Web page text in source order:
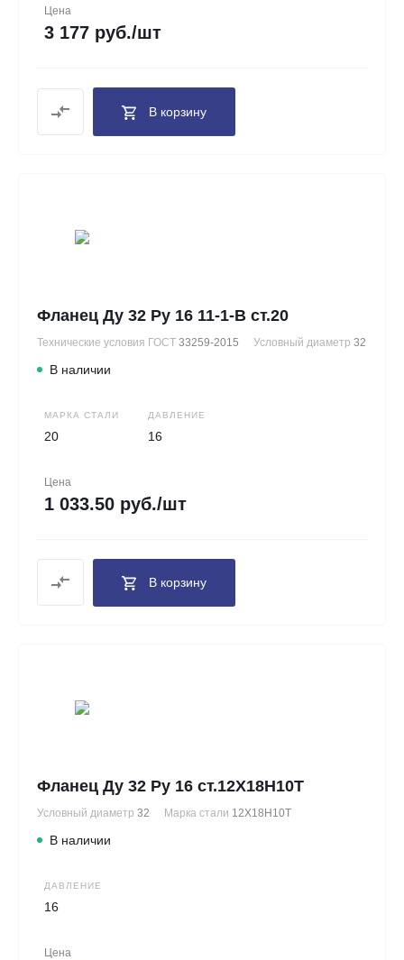
Цена
3 177 руб./шт
В корзину
Фланец Ду 32 Ру 16 11-1-В ст.20
Технические условия ГОСТ 33259-2015 Условный диаметр 32
В наличии
МАРКА СТАЛИ
20
ДАВЛЕНИЕ
16
Цена
1 033.50 руб./шт
В корзину
Фланец Ду 32 Ру 16 ст.12Х18Н10Т
Условный диаметр 32 Марка стали 12Х18Н10Т
В наличии
ДАВЛЕНИЕ
16
Цена